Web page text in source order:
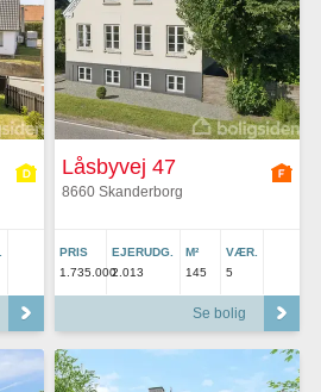
Låsbyvej 47
8660 Skanderborg
PRIS
1.735.000
EJERUDG.
2.013
M²
145
VÆR.
5
Se bolig